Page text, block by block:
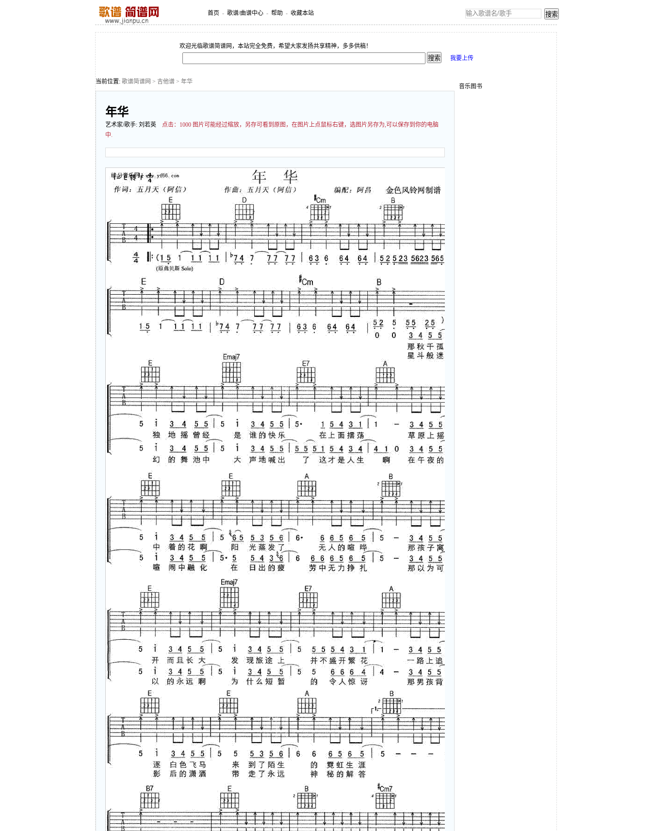
首页 - 歌谱/曲谱中心 - 帮助 - 收藏本站
欢迎光临歌谱简谱网，本站完全免费，希望大家发扬共享精神，多多供稿！
我要上传
当前位置: 歌谱简谱网 > 吉他谱 > 年华
年华
艺术家/歌手: 刘若英 点击： 1000 图片可能经过缩放，另存可看到原图，在图片上点鼠标右键，选图片另存为,可以保存到你的电脑
中.
音乐图书